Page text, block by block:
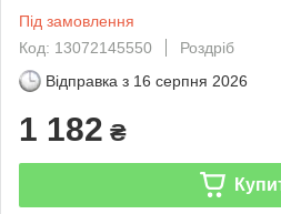
Під замовлення
Код: 13072145550
Роздріб
Відправка з 16 серпня 2026
1 182 ₴